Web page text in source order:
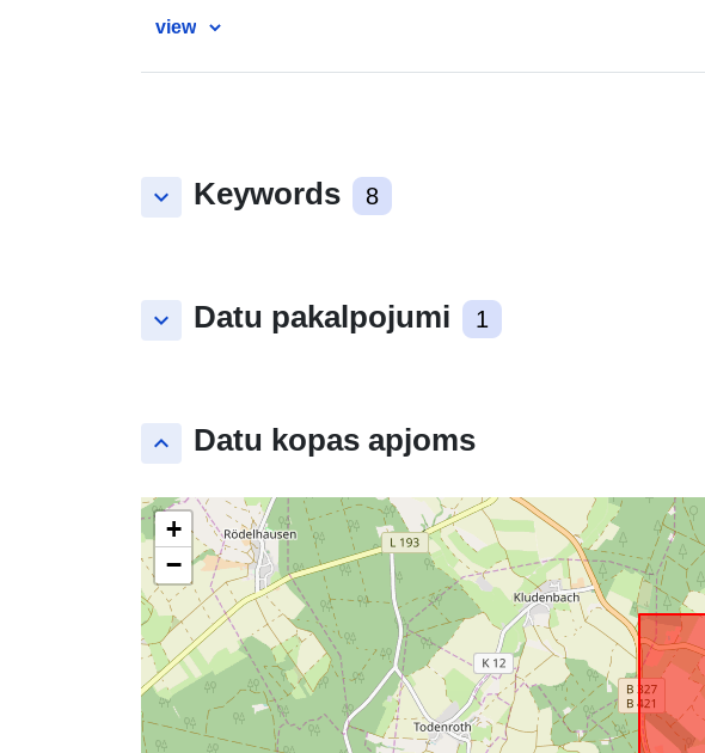
view
keyboard_arrow_down Keywords 8
keyboard_arrow_down Datu pakalpojumi 1
keyboard_arrow_up Datu kopas apjoms
+
−